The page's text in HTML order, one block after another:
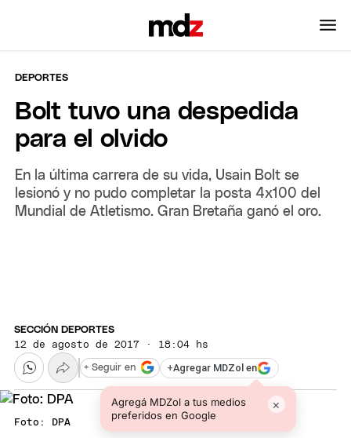
DEPORTES
Bolt tuvo una despedida
para el olvido
En la última carrera de su vida, Usain Bolt se
lesionó y no pudo completar la posta 4x100 del
Mundial de Atletismo. Gran Bretaña ganó el oro.
SECCIÓN DEPORTES
12 de agosto de 2017 · 18:04 hs
+Agregar MDZol en
Agregá MDZol a tus medios
preferidos en Google
×
+ Seguir en
Foto: DPA